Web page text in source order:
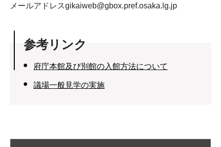
メールアドレスgikaiweb@gbox.pref.osaka.lg.jp
参考リンク
府庁本館及び別館の入館方法について
議場一般見学の実施